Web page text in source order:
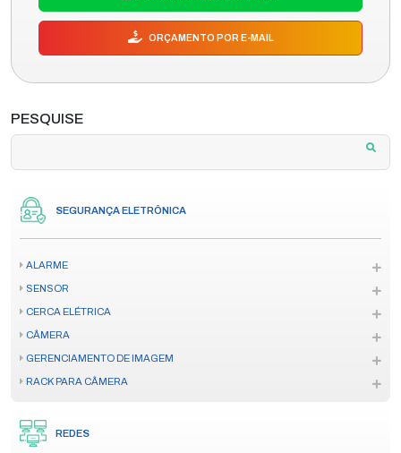
PESQUISE
SEGURANÇA ELETRÔNICA
ALARME
SENSOR
CERCA ELÉTRICA
CÂMERA
GERENCIAMENTO DE IMAGEM
RACK PARA CÂMERA
REDES
ORÇAMENTO POR E-MAIL